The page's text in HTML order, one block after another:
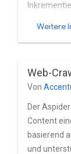
Weitere
Web-
Von
Der
Content
basierend
und